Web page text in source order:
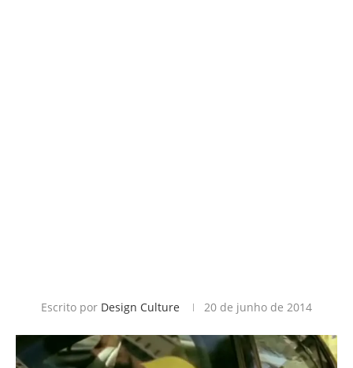
Escrito por Design Culture 20 de junho de 2014